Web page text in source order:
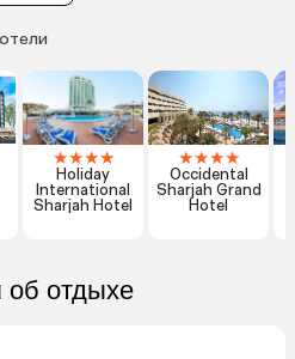
★★★★
Holiday
International
Sharjah Hotel
★★★★
Occidental
Sharjah Grand
Hotel
отдыхе